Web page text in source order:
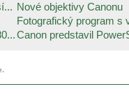
Nové objektivy Canonu
Fotografický program s
Canon predstavil